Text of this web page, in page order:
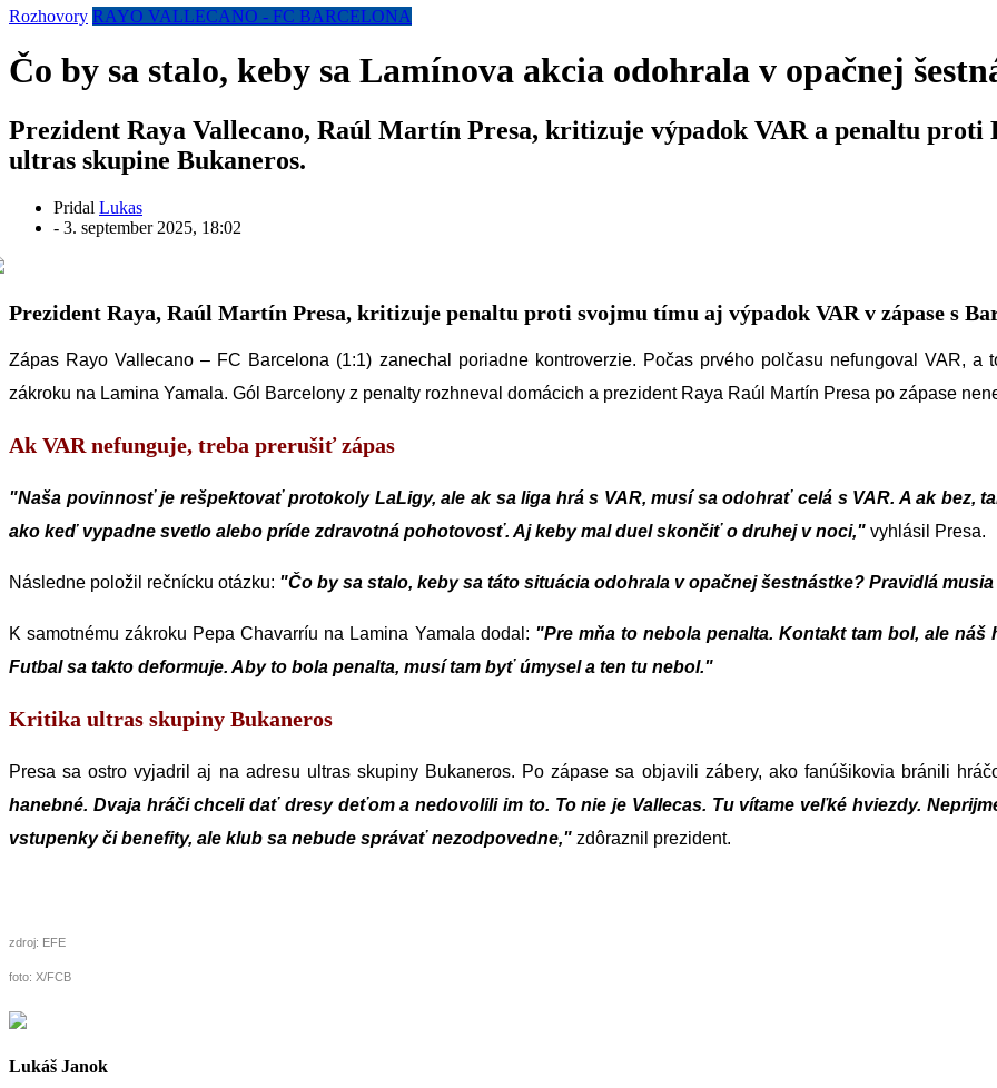
Rozhovory RAYO VALLECANO - FC BARCELONA
Čo by sa stalo, keby sa Lamínova akcia odohrala v opačnej
Prezident Raya Vallecano, Raúl Martín Presa, kritizuje výpadok VAR a penaltu
ultras skupine Bukaneros.
Pridal Lukas
- 3. september 2025, 18:02
Prezident Raya, Raúl Martín Presa, kritizuje penaltu proti svojmu tímu aj výpadok VAR v zápase s
Zápas Rayo Vallecano – FC Barcelona (1:1) zanechal poriadne kontroverzie. Počas prvého polčasu nefungoval VAR,
zákroku na Lamina Yamala. Gól Barcelony z penalty rozhneval domácich a prezident Raya Raúl Martín Presa po zápase
Ak VAR nefunguje, treba prerušiť zápas
"Naša povinnosť je rešpektovať protokoly LaLigy, ale ak sa liga hrá s VAR, musí sa odohrať celá s VAR. A ak bez,
ako keď vypadne svetlo alebo príde zdravotná pohotovosť. Aj keby mal duel skončiť o druhej v noci," vyhlásil Presa.
Následne položil rečnícku otázku: "Čo by sa stalo, keby sa táto situácia odohrala v opačnej šestnástke? Pravidlá
K samotnému zákroku Pepa Chavarríu na Lamina Yamala dodal: "Pre mňa to nebola penalta. Kontakt tam bol, ale
Futbal sa takto deformuje. Aby to bola penalta, musí tam byť úmysel a ten tu nebol."
Kritika ultras skupiny Bukaneros
Presa sa ostro vyjadril aj na adresu ultras skupiny Bukaneros. Po zápase sa objavili zábery, ako fanúšikovia bránili
hanebné. Dvaja hráči chceli dať dresy deťom a nedovolili im to. To nie je Vallecas. Tu vítame veľké hviezdy.
vstupenky či benefity, ale klub sa nebude správať nezodpovedne," zdôraznil prezident.
zdroj: EFE
foto: X/FCB
Lukáš Janok